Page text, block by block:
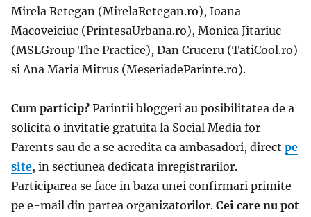
Mirela Retegan (MirelaRetegan.ro), Ioana
Macoveiciuc (PrintesaUrbana.ro), Monica Jitariuc
(MSLGroup The Practice), Dan Cruceru (TatiCool.ro)
si Ana Maria Mitrus (MeseriadeParinte.ro).
Cum particip? Parintii bloggeri au posibilitatea de a
solicita o invitatie gratuita la Social Media for
Parents sau de a se acredita ca ambasadori, direct pe
site, in sectiunea dedicata inregistrarilor.
Participarea se face in baza unei confirmari primite
pe e-mail din partea organizatorilor. Cei care nu pot